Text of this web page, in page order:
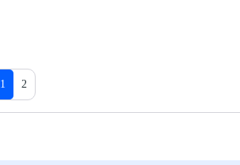
1 2